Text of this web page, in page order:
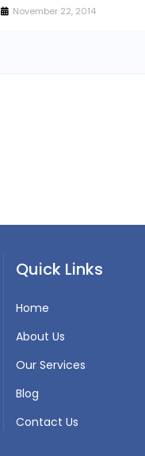
November 22, 2014
Quick Links
Home
About Us
Our Services
Blog
Contact Us